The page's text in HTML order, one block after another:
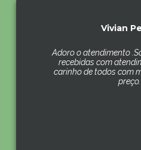
Vivian
Adoro o atendimento
recebidas com
carinho de todos com
preço.